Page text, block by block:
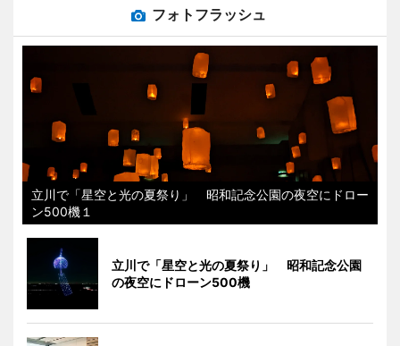
フォトフラッシュ
立川で「星空と光の夏祭り」 昭和記念公園の夜空にドロー
ン500機１
立川で「星空と光の夏祭り」 昭和記念公園
の夜空にドローン500機